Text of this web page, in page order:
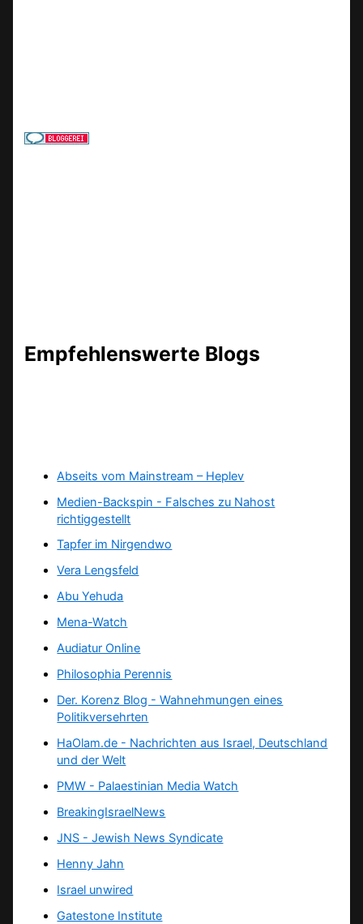
Empfehlenswerte Blogs
Abseits vom Mainstream – Heplev
Medien-Backspin - Falsches zu Nahost
richtiggestellt
Tapfer im Nirgendwo
Vera Lengsfeld
Abu Yehuda
Mena-Watch
Audiatur Online
Philosophia Perennis
Der. Korenz Blog - Wahnehmungen eines
Politikversehrten
HaOlam.de - Nachrichten aus Israel, Deutschland
und der Welt
PMW - Palaestinian Media Watch
BreakingIsraelNews
JNS - Jewish News Syndicate
Henny Jahn
Israel unwired
Gatestone Institute